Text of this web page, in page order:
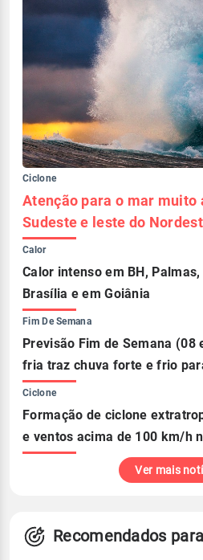
Ciclone
Atenção para o mar muito
Sudeste e leste do
Calor
Calor intenso em BH,
Brasília e em Goiânia
Fim De Semana
Previsão Fim de Semana
fria traz chuva forte e frio
Ciclone
Formação de ciclone
e ventos acima de 100 km/h
Ver mais
Recomendados